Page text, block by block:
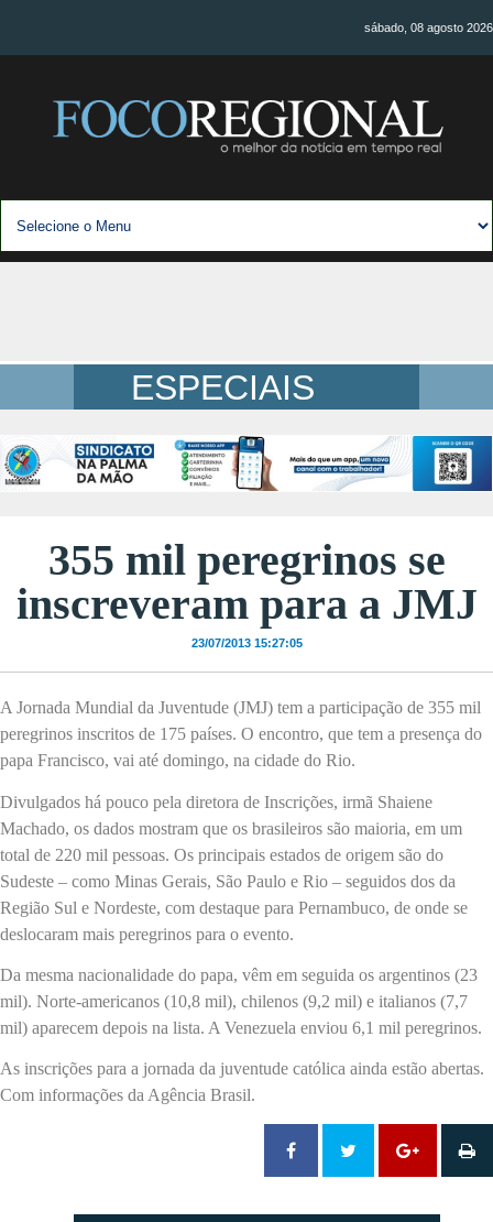
sábado, 08 agosto 2026
ESPECIAIS
355 mil peregrinos se
inscreveram para a JMJ
23/07/2013 15:27:05
A Jornada Mundial da Juventude (JMJ) tem a participação de 355 mil
peregrinos inscritos de 175 países. O encontro, que tem a presença do
papa Francisco, vai até domingo, na cidade do Rio.
Divulgados há pouco pela diretora de Inscrições, irmã Shaiene
Machado, os dados mostram que os brasileiros são maioria, em um
total de 220 mil pessoas. Os principais estados de origem são do
Sudeste – como Minas Gerais, São Paulo e Rio – seguidos dos da
Região Sul e Nordeste, com destaque para Pernambuco, de onde se
deslocaram mais peregrinos para o evento.
Da mesma nacionalidade do papa, vêm em seguida os argentinos (23
mil). Norte-americanos (10,8 mil), chilenos (9,2 mil) e italianos (7,7
mil) aparecem depois na lista. A Venezuela enviou 6,1 mil peregrinos.
As inscrições para a jornada da juventude católica ainda estão abertas.
Com informações da Agência Brasil.